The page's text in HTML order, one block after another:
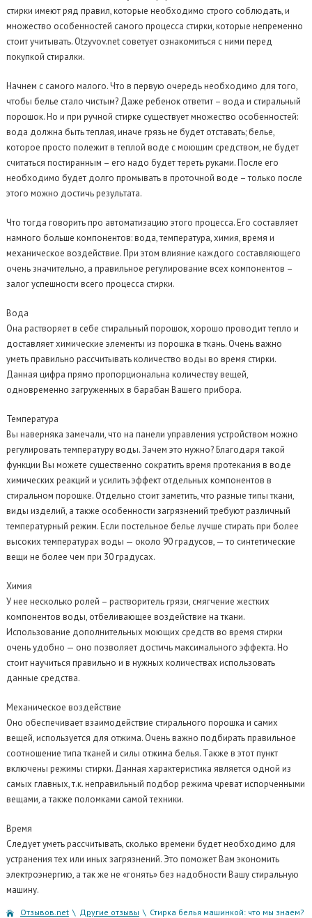
стирки имеют ряд правил, которые необходимо строго соблюдать, и
множество особенностей самого процесса стирки, которые непременно
стоит учитывать. Otzyvov.net советует ознакомиться с ними перед
покупкой стиралки.
Начнем с самого малого. Что в первую очередь необходимо для того,
чтобы белье стало чистым? Даже ребенок ответит – вода и стиральный
порошок. Но и при ручной стирке существует множество особенностей:
вода должна быть теплая, иначе грязь не будет отставать; белье,
которое просто полежит в теплой воде с моющим средством, не будет
считаться постиранным – его надо будет тереть руками. После его
необходимо будет долго промывать в проточной воде – только после
этого можно достичь результата.
Что тогда говорить про автоматизацию этого процесса. Его составляет
намного больше компонентов: вода, температура, химия, время и
механическое воздействие. При этом влияние каждого составляющего
очень значительно, а правильное регулирование всех компонентов –
залог успешности всего процесса стирки.
Вода
Она растворяет в себе стиральный порошок, хорошо проводит тепло и
доставляет химические элементы из порошка в ткань. Очень важно
уметь правильно рассчитывать количество воды во время стирки.
Данная цифра прямо пропорциональна количеству вещей,
одновременно загруженных в барабан Вашего прибора.
Температура
Вы наверняка замечали, что на панели управления устройством можно
регулировать температуру воды. Зачем это нужно? Благодаря такой
функции Вы можете существенно сократить время протекания в воде
химических реакций и усилить эффект отдельных компонентов в
стиральном порошке. Отдельно стоит заметить, что разные типы ткани,
виды изделий, а также особенности загрязнений требуют различный
температурный режим. Если постельное белье лучше стирать при более
высоких температурах воды — около 90 градусов, — то синтетические
вещи не более чем при 30 градусах.
Химия
У нее несколько ролей – растворитель грязи, смягчение жестких
компонентов воды, отбеливающее воздействие на ткани.
Использование дополнительных моющих средств во время стирки
очень удобно — оно позволяет достичь максимального эффекта. Но
стоит научиться правильно и в нужных количествах использовать
данные средства.
Механическое воздействие
Оно обеспечивает взаимодействие стирального порошка и самих
вещей, используется для отжима. Очень важно подбирать правильное
соотношение типа тканей и силы отжима белья. Также в этот пункт
включены режимы стирки. Данная характеристика является одной из
самых главных, т.к. неправильный подбор режима чреват испорченными
вещами, а также поломками самой техники.
Время
Следует уметь рассчитывать, сколько времени будет необходимо для
устранения тех или иных загрязнений. Это поможет Вам экономить
электроэнергию, а так же не «гонять» без надобности Вашу стиральную
машину.
Отзывов.net \ Другие отзывы \ Стирка белья машинкой: что мы знаем?